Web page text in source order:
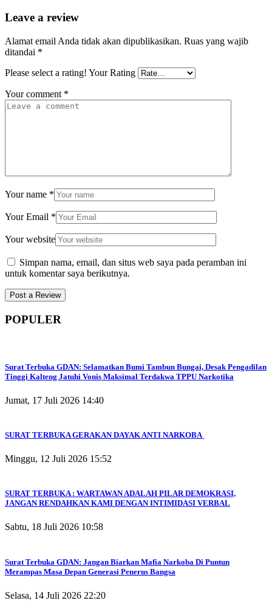
Leave a review
Alamat email Anda tidak akan dipublikasikan. Ruas yang wajib
ditandai *
Please select a rating! Your Rating
Your comment *
Your name *
Your Email *
Your website
Simpan nama, email, dan situs web saya pada peramban ini
untuk komentar saya berikutnya.
POPULER
Surat Terbuka GDAN: Selamatkan Bumi Tambun Bungai, Desak Pengadilan
Tinggi Kalteng Jatuhi Vonis Maksimal Terdakwa TPPU Narkotika
Jumat, 17 Juli 2026 14:40
SURAT TERBUKA GERAKAN DAYAK ANTI NARKOBA
Minggu, 12 Juli 2026 15:52
SURAT TERBUKA : WARTAWAN ADALAH PILAR DEMOKRASI,
JANGAN RENDAHKAN KAMI DENGAN INTIMIDASI VERBAL
Sabtu, 18 Juli 2026 10:58
Surat Terbuka GDAN: Jangan Biarkan Mafia Narkoba Di Puntun
Merampas Masa Depan Generasi Penerus Bangsa
Selasa, 14 Juli 2026 22:20